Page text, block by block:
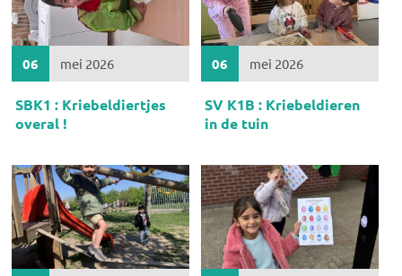
06 mei 2026
SBK1 : Kriebeldiertjes
overal !
06 mei 2026
SV K1B : Kriebeldieren
in de tuin